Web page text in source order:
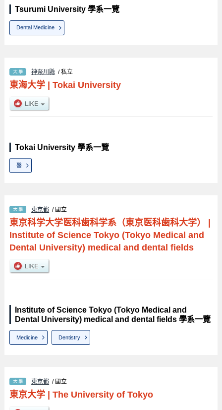
Tsurumi University 學系一覽
Dental Medicine
神奈川縣 / 私立
東海大学| Tokai University
Tokai University 學系一覽
醫
東京都 / 國立
東京科学大学医科歯科学系（東京医科歯科大学）
|
Institute of Science Tokyo (Tokyo Medical and
Dental University) medical and dental fields
Institute of Science Tokyo (Tokyo Medical and
Dental University) medical and dental fields 學系一覽
Medicine Dentistry
東京都 / 國立
東京大学| The University of Tokyo